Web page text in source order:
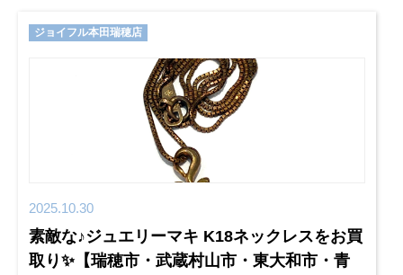
ジョイフル本田瑞穂店
2025.10.30
素敵な♪ジュエリーマキ K18ネックレスをお買
取り✨【瑞穂市・武蔵村山市・東大和市・青